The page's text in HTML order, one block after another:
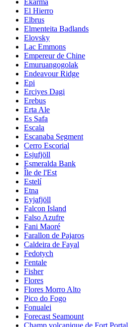
El Hierro
Elbrus
Elmenteita Badlands
Elovsky
Lac Emmons
Empereur de Chine
Emuruangogolak
Endeavour Ridge
Epi
Erciyes Dagi
Erebus
Erta Ale
Es Safa
Escala
Escanaba Segment
Cerro Escorial
Esjufjöll
Esmeralda Bank
Île de l'Est
Estelí
Etna
Eyjafjöll
Falcon Island
Falso Azufre
Fani Maoré
Farallon de Pajaros
Caldeira de Fayal
Fedotych
Fentale
Fisher
Flores
Flores Morro Alto
Pico do Fogo
Fonualei
Forecast Seamount
Champ volcanique de Fort Portal